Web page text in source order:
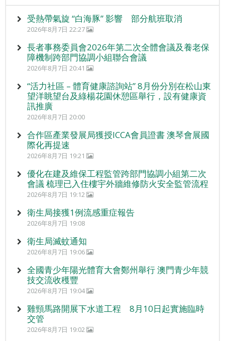
受熱帶氣旋 “白海豚” 影響 部分航班取消
2026年8月7日 22:27
長者事務委員會2026年第二次全體會議及養老保
障機制跨部門協調小組聯合會議
2026年8月7日 20:41
“活力社區 – 體育健康諮詢站” 8月份分別在松山東
望洋眺望台及綠楊花園休憩區舉行，設有健康資
訊推廣
2026年8月7日 20:00
合作區產業發展局獲授ICCA會員證書 澳琴會展國
際化再提速
2026年8月7日 19:21
優化在建及維保工程監管跨部門協調小組第二次
會議 梳理已入住樓宇外牆維修防火安全監管流程
2026年8月7日 19:12
衛生局接獲1例流感重症報告
2026年8月7日 19:08
衛生局滅蚊通知
2026年8月7日 19:06
全國青少年陽光體育大會鄭州舉行 澳門青少年競
技交流收穫豐
2026年8月7日 19:04
雞頸馬路開展下水道工程 8月10日起實施臨時
交管
2026年8月7日 19:02